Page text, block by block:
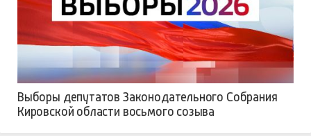
Выборы депутатов Законодательного Собрания
Кировской области восьмого созыва